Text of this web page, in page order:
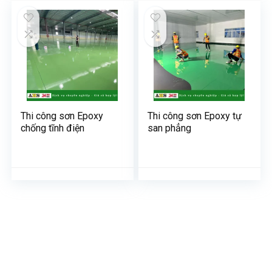
Thi công sơn Epoxy
chống tĩnh điện
Thi công sơn Epoxy tự
san phẳng